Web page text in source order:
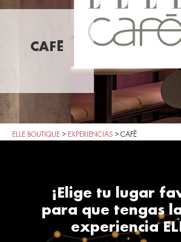
CAFÉ
ELLE BOUTIQUE > EXPERIENCIAS > CAFÉ
¡Elige tu lugar
para que tengas
experiencia